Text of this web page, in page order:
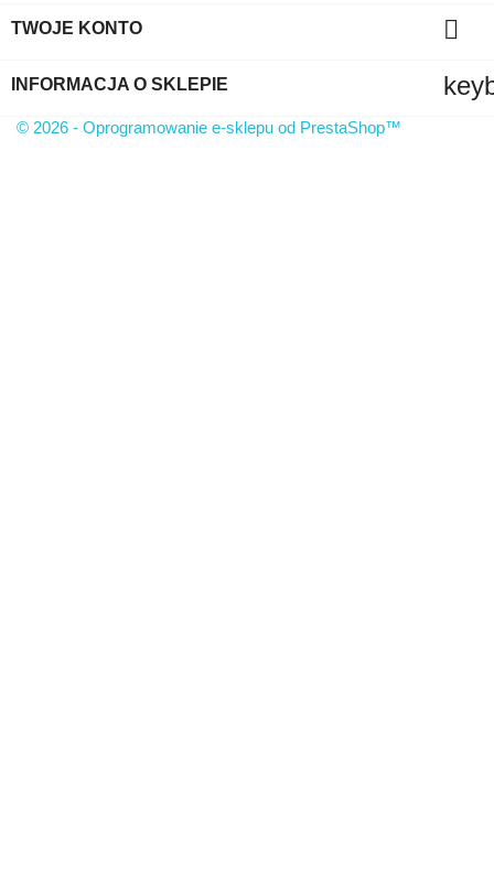
TWOJE KONTO 
INFORMACJA O SKLEPIE
© 2026 - Oprogramowanie e-sklepu od PrestaShop™